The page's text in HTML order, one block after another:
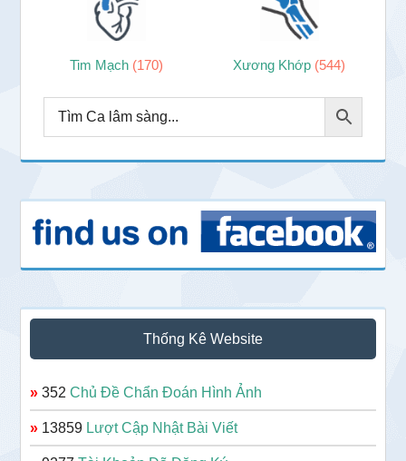
Tim Mạch (170) Xương Khớp (544)
Thống Kê Website
» 352Chủ Đề Chẩn Đoán Hình Ảnh
» 13859 Lượt Cập Nhật Bài Viết